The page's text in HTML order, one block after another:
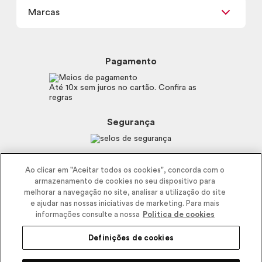
Política de Privacidade
Código de defesa do consumidor
Trabalhe com a gente
Recomendações Covid19
Frete e Entrega
Fale Conosco
E-mail
Marcas
Pagamento
Até 10x sem juros no cartão. Confira as
regras
Segurança
Ao clicar em "Aceitar todos os cookies", concorda com o
armazenamento de cookies no seu dispositivo para
melhorar a navegação no site, analisar a utilização do site
e ajudar nas nossas iniciativas de marketing. Para mais
informações consulte a nossa
Politica de cookies
Definições de cookies